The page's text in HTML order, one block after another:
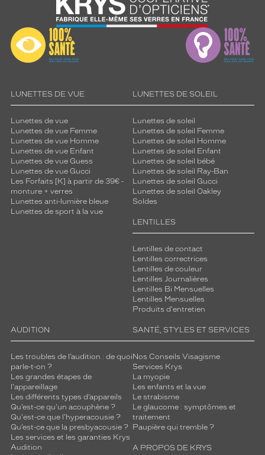
LUNETTES DE VUE
Lunettes de vue
Lunettes de vue Femme
Lunettes de vue Homme
Lunettes de vue Enfant
Lunettes de vue Guess
Lunettes de vue Gucci
Les Forfaits [K] à partir de 39€ -
monture + verres
Lunettes anti-lumière bleue
Lunettes de sport à la vue
LUNETTES DE SOLEIL
Lunettes de soleil
Lunettes de soleil Femme
Lunettes de soleil Homme
Lunettes de soleil Enfant
Lunettes de soleil bébé
Lunettes de soleil Ray-Ban
Lunettes de soleil Gucci
Lunettes de soleil Oakley
Soldes
LENTILLES
Lentilles de contact
Lentilles correctrices
Lentilles de couleur
Lentilles Journalières
Lentilles Bi Mensuelles
Lentilles Mensuelles
Produits d'entretien
AUDITION
Les troubles de l’audition : de quoi
parle-t-on ?
Les grandes étapes de
l'appareillage
Les différents types d’appareils
Qu’est-ce qu'un acouphène ?
Qu'est-ce que l'hyperacousie ?
Qu’est-ce que la presbyacousie ?
Les services et les garanties Krys
Audition
SANTÉ, STYLES ET SERVICES
Nos Conseils Visagisme
Services Krys
La myopie
Les enfants et la vue
Le strabisme
Le glaucome : symptômes et
traitement
Paupière qui tremble ?
A PROPOS DE KRYS